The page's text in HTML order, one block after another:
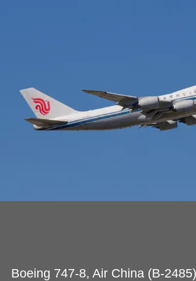
Boeing 747-8, Air China (B-